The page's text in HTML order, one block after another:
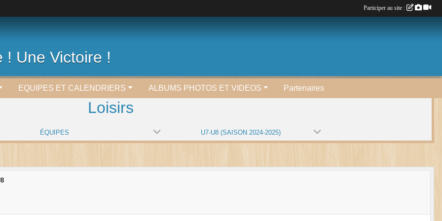
! Une Victoire !
EQUIPES ET CALENDRIERS ALBUMS PHOTOS ET VIDEOS Partenaires
Loisirs
ÉQUIPES U7-U8 (SAISON 2024-2025)
Participer au site :